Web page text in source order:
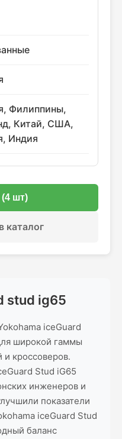
Филиппины,
Китай, США,
Индия
шт)
каталог
stud ig65
iceGuard
широкой гаммы
кроссоверов.
Stud iG65
инженеров и
показатели
iceGuard Stud
баланс